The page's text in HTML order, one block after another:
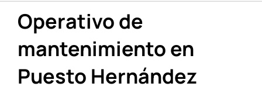
Operativo de
mantenimiento en
Puesto Hernández